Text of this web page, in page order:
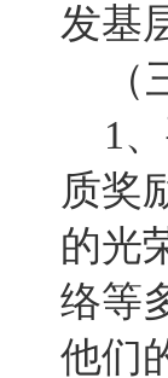
发基
（
1、
质奖
的光
络等
他们